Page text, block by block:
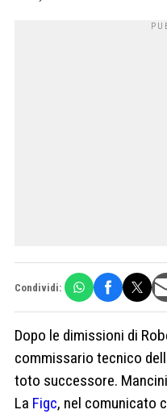
Condividi:
Dopo le dimissioni di
commissario tecnico
toto successore.
La Figc, nel comunicato